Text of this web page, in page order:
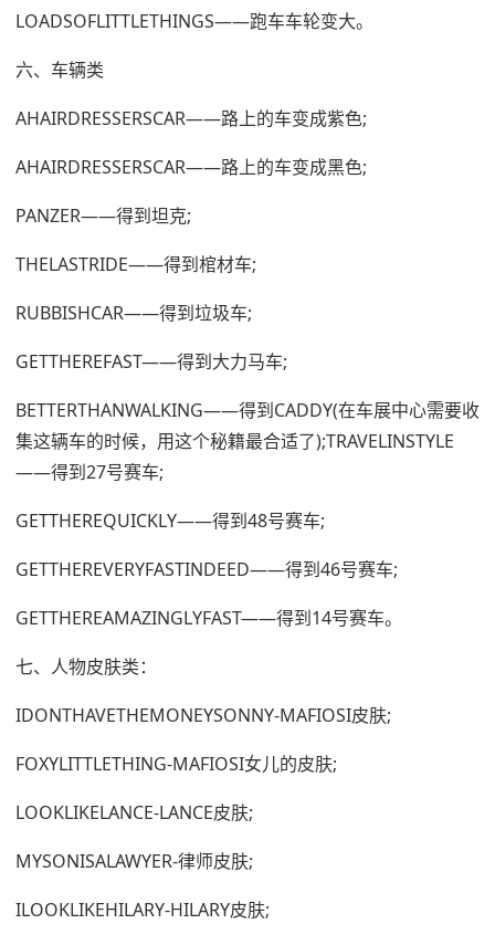
LOADSOFLITTLETHINGS——跑车车轮变大。
六、车辆类
AHAIRDRESSERSCAR——路上的车变成紫色;
AHAIRDRESSERSCAR——路上的车变成黑色;
PANZER——得到坦克;
THELASTRIDE——得到棺材车;
RUBBISHCAR——得到垃圾车;
GETTHEREFAST——得到大力马车;
BETTERTHANWALKING——得到CADDY(在车展中心需要收
集这辆车的时候，用这个秘籍最合适了);TRAVELINSTYLE
——得到27号赛车;
GETTHEREQUICKLY——得到48号赛车;
GETTHEREVERYFASTINDEED——得到46号赛车;
GETTHEREAMAZINGLYFAST——得到14号赛车。
七、人物皮肤类：
IDONTHAVETHEMONEYSONNY-MAFIOSI皮肤;
FOXYLITTLETHING-MAFIOSI女儿的皮肤;
LOOKLIKELANCE-LANCE皮肤;
MYSONISALAWYER-律师皮肤;
ILOOKLIKEHILARY-HILARY皮肤;